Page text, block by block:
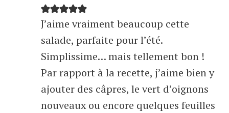
J’aime vraiment beaucoup cette
salade, parfaite pour l’été.
Simplissime… mais tellement bon !
Par rapport à la recette, j’aime bien y
ajouter des câpres, le vert d’oignons
nouveaux ou encore quelques feuilles